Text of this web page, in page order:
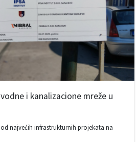
i kanalizacione mreže u
najvećih infrastrukturnih projekata na